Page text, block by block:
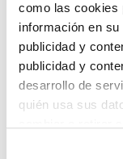
como las cookies
información en
publicidad y
publicidad y
desarrollo de
quién usa sus
Lo
te
Pero puedes
buscando en